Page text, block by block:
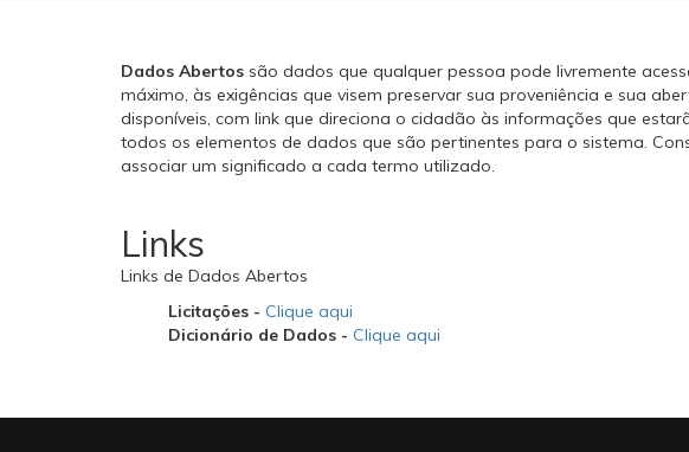
Dados Abertos são dados que qualquer pessoa pode livremente
máximo, às exigências que visem preservar sua proveniência e sua
disponíveis, com link que direciona o cidadão às informações que
todos os elementos de dados que são pertinentes para o sistema.
associar um significado a cada termo utilizado.
Links
Links de Dados Abertos
Licitações - Clique aqui
Dicionário de Dados - Clique aqui